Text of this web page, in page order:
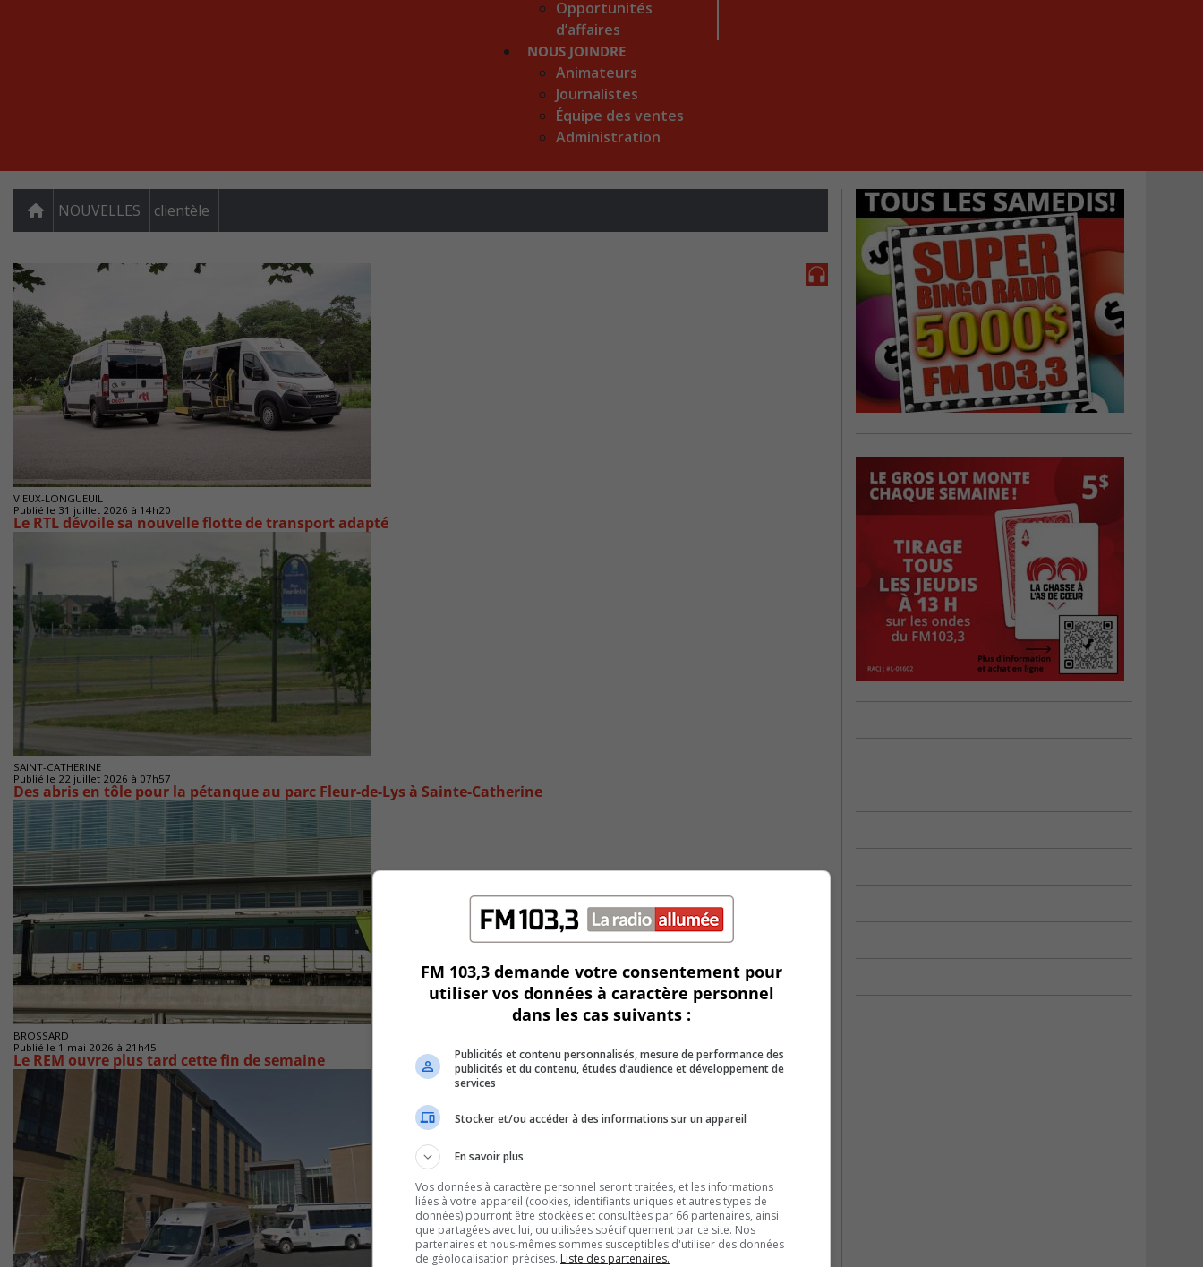
Opportunités
d’affaires
NOUS JOINDRE
Animateurs
Journalistes
Équipe des ventes
Administration
NOUVELLES clientèle
VIEUX-LONGUEUIL
Publié le 31 juillet 2026 à 14h20
Le RTL dévoile sa nouvelle flotte de transport adapté
SAINT-CATHERINE
Publié le 22 juillet 2026 à 07h57
Des abris en tôle pour la pétanque au parc Fleur-de-Lys à Sainte-Catherine
BROSSARD
Publié le 1 mai 2026 à 21h45
Le REM ouvre plus tard cette fin de semaine
FM 103,3 demande votre consentement pour
utiliser vos données à caractère personnel
dans les cas suivants :
Publicités et contenu personnalisés, mesure de performance des
publicités et du contenu, études d’audience et développement de
services
Stocker et/ou accéder à des informations sur un appareil
En savoir plus
Vos données à caractère personnel seront traitées, et les informations
liées à votre appareil (cookies, identifiants uniques et autres types de
données) pourront être stockées et consultées par 66 partenaires, ainsi
que partagées avec lui, ou utilisées spécifiquement par ce site. Nos
partenaires et nous-mêmes sommes susceptibles d'utiliser des données
de géolocalisation précises. Liste des partenaires.